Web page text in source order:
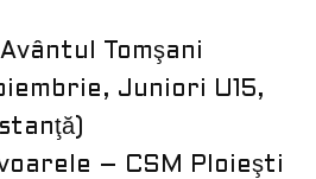
Tomşani
Juniori U15,
– CSM Ploieşti